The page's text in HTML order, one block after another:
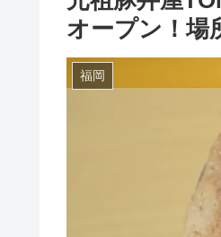
オープン！場
福岡